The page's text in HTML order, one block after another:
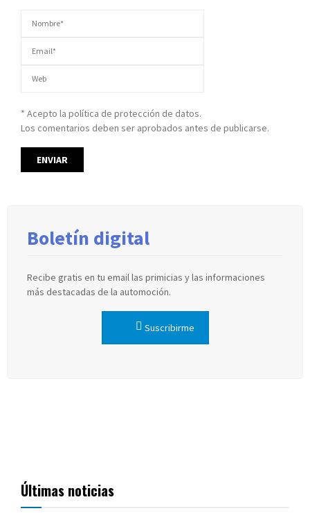
* Acepto la política de protección de datos.
Los comentarios deben ser aprobados antes de publicarse.
Boletín digital
Recibe gratis en tu email las primicias y las informaciones
más destacadas de la automoción.
Suscribirme
Últimas noticias